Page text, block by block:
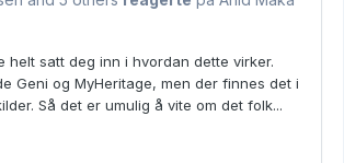
helt satt deg inn i hvordan dette virker.
Geni og MyHeritage, men der finnes det i
Så det er umulig å vite om det folk...